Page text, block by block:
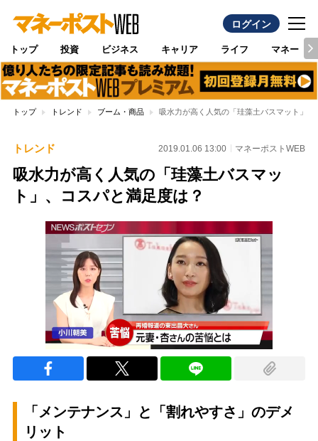
ログイン
トップ 投資 ビジネス キャリア ライフ マネー
トップ トレンド ブーム・商品 吸水力が高く人気の「珪藻土バスマット」
トレンド 2019.01.06 13:00 マネーポストWEB
吸水力が高く人気の「珪藻土バスマッ
ト」、コスパと満足度は？
「メンテナンス」と「割れやすさ」のデメ
リット